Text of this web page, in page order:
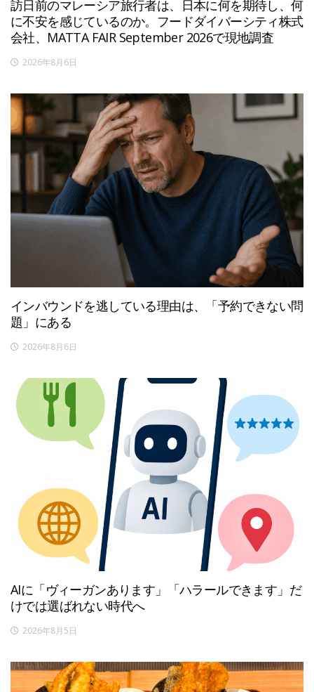
訪日前のマレーシア旅行者は、日本に何を期待し、何
に不安を感じているのか。フードダイバーシティ株式
会社、MATTA FAIR September 2026で現地調査
2026年8月6日
インバウンドを逃している理由は、「予約できない問
題」にある
2026年8月6日
AIに「ヴィーガンあります」「ハラールできます」だ
けでは選ばれない時代へ
2026年8月5日